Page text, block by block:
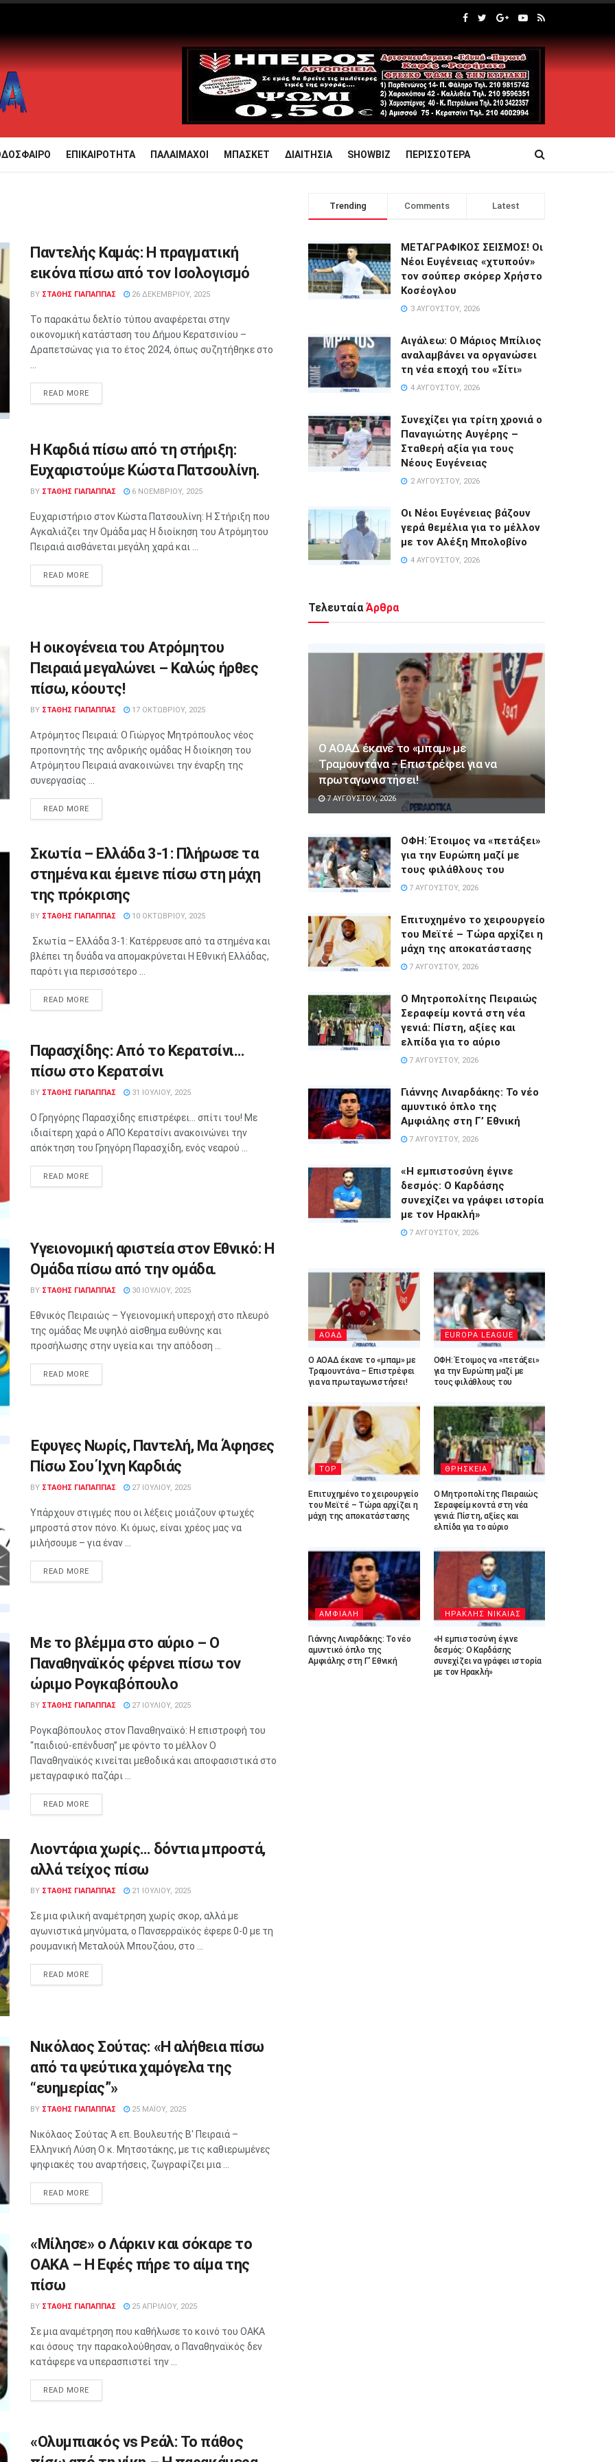
ΕΠΙΚΑΙΡΟΤΗΤΑ ΠΑΛΑΙΜΑΧΟΙ ΜΠΑΣΚΕΤ ΔΙΑΙΤΗΣΙΑ SHOWBIZ ΠΕΡΙΣΣΟΤΕΡΑ
Παντελής Καμάς: Η πραγματική
εικόνα πίσω από τον Ισολογισμό
BY ΣΤΑΘΗΣ ΓΊΑΠΑΠΠΑΣ 26 ΔΕΚΕΜΒΡΊΟΥ, 2025
Το παρακάτω δελτίο τύπου αναφέρεται στην
οικονομική κατάσταση του Δήμου Κερατσινίου –
Δραπετσώνας για το έτος 2024, όπως συζητήθηκε στο
READ MORE
Η Καρδιά πίσω από τη στήριξη:
Ευχαριστούμε Κώστα Πατσουλίνη.
BY ΣΤΑΘΗΣ ΓΊΑΠΑΠΠΑΣ 6 ΝΟΕΜΒΡΊΟΥ, 2025
Ευχαριστήριο στον Κώστα Πατσουλίνη: Η Στήριξη που
Αγκαλιάζει την Ομάδα μας Η διοίκηση του Ατρόμητου
Πειραιά αισθάνεται μεγάλη χαρά και ...
READ MORE
Η οικογένεια του Ατρόμητου
Πειραιά μεγαλώνει – Καλώς ήρθες
πίσω, κόουτς!
BY ΣΤΑΘΗΣ ΓΊΑΠΑΠΠΑΣ 17 ΟΚΤΩΒΡΊΟΥ, 2025
Ατρόμητος Πειραιά: Ο Γιώργος Μητρόπουλος νέος
προπονητής της ανδρικής ομάδας Η διοίκηση του
Ατρόμητου Πειραιά ανακοινώνει την έναρξη της
συνεργασίας ...
READ MORE
Σκωτία – Ελλάδα 3-1: Πλήρωσε τα
στημένα και έμεινε πίσω στη μάχη
της πρόκρισης
BY ΣΤΑΘΗΣ ΓΊΑΠΑΠΠΑΣ 10 ΟΚΤΩΒΡΊΟΥ, 2025
Σκωτία – Ελλάδα 3-1: Κατέρρευσε από τα στημένα και
βλέπει τη δυάδα να απομακρύνεται Η Εθνική Ελλάδας,
παρότι για περισσότερο ...
READ MORE
Παρασχίδης: Από το Κερατσίνι…
πίσω στο Κερατσίνι
BY ΣΤΑΘΗΣ ΓΊΑΠΑΠΠΑΣ 31 ΙΟΥΛΊΟΥ, 2025
Ο Γρηγόρης Παρασχίδης επιστρέφει… σπίτι του! Με
ιδιαίτερη χαρά ο ΑΠΟ Κερατσίνι ανακοινώνει την
απόκτηση του Γρηγόρη Παρασχίδη, ενός νεαρού ...
READ MORE
Υγειονομική αριστεία στον Εθνικό: Η
Ομάδα πίσω από την ομάδα.
BY ΣΤΑΘΗΣ ΓΊΑΠΑΠΠΑΣ 30 ΙΟΥΛΊΟΥ, 2025
Εθνικός Πειραιώς – Υγειονομική υπεροχή στο πλευρό
της ομάδας Με υψηλό αίσθημα ευθύνης και
προσήλωσης στην υγεία και την απόδοση ...
READ MORE
Έφυγες Νωρίς, Παντελή, Μα Άφησες
Πίσω Σου Ίχνη Καρδιάς
BY ΣΤΑΘΗΣ ΓΊΑΠΑΠΠΑΣ 27 ΙΟΥΛΊΟΥ, 2025
Υπάρχουν στιγμές που οι λέξεις μοιάζουν φτωχές
μπροστά στον πόνο. Κι όμως, είναι χρέος μας να
μιλήσουμε – για έναν ...
READ MORE
Με το βλέμμα στο αύριο – Ο
Παναθηναϊκός φέρνει πίσω τον
ώριμο Ρογκαβόπουλο
BY ΣΤΑΘΗΣ ΓΊΑΠΑΠΠΑΣ 27 ΙΟΥΛΊΟΥ, 2025
Ρογκαβόπουλος στον Παναθηναϊκό: Η επιστροφή του
“παιδιού-επένδυση” με φόντο το μέλλον Ο
Παναθηναϊκός κινείται μεθοδικά και αποφασιστικά στο
μεταγραφικό παζάρι ...
READ MORE
Λιοντάρια χωρίς… δόντια μπροστά,
αλλά τείχος πίσω
BY ΣΤΑΘΗΣ ΓΊΑΠΑΠΠΑΣ 21 ΙΟΥΛΊΟΥ, 2025
Σε μια φιλική αναμέτρηση χωρίς σκορ, αλλά με
αγωνιστικά μηνύματα, ο Πανσερραϊκός έφερε 0-0 με τη
ρουμανική Μεταλούλ Μπουζάου, στο ...
READ MORE
Νικόλαος Σούτας: «Η αλήθεια πίσω
από τα ψεύτικα χαμόγελα της
“ευημερίας”»
BY ΣΤΑΘΗΣ ΓΊΑΠΑΠΠΑΣ 25 ΜΑΪ́ΟΥ, 2025
Νικόλαος Σούτας Ά επ. Βουλευτής Β' Πειραιά –
Ελληνική Λύση Ο κ. Μητσοτάκης, με τις καθιερωμένες
ψηφιακές του αναρτήσεις, ζωγραφίζει μια ...
READ MORE
«Μίλησε» ο Λάρκιν και σόκαρε το
ΟΑΚΑ – Η Εφές πήρε το αίμα της
πίσω
BY ΣΤΑΘΗΣ ΓΊΑΠΑΠΠΑΣ 25 ΑΠΡΙΛΊΟΥ, 2025
Σε μια αναμέτρηση που καθήλωσε το κοινό του ΟΑΚΑ
και όσους την παρακολούθησαν, ο Παναθηναϊκός δεν
κατάφερε να υπερασπιστεί την ...
READ MORE
«Ολυμπιακός vs Ρεάλ: Το πάθος
Trending Comments Latest
ΜΕΤΑΓΡΑΦΙΚΟΣ ΣΕΙΣΜΟΣ! Οι
Νέοι Ευγένειας «χτυπούν»
τον σούπερ σκόρερ Χρήστο
Κοσέογλου
3 ΑΥΓΟΎΣΤΟΥ, 2026
Αιγάλεω: Ο Μάριος Μπίλιος
αναλαμβάνει να οργανώσει
τη νέα εποχή του «Σίτι»
4 ΑΥΓΟΎΣΤΟΥ, 2026
Συνεχίζει για τρίτη χρονιά ο
Παναγιώτης Αυγέρης –
Σταθερή αξία για τους
Νέους Ευγένειας
2 ΑΥΓΟΎΣΤΟΥ, 2026
Οι Νέοι Ευγένειας βάζουν
γερά θεμέλια για το μέλλον
με τον Αλέξη Μπολοβίνο
4 ΑΥΓΟΎΣΤΟΥ, 2026
Τελευταία Άρθρα
Ο ΑΟΑΔ έκανε το «μπαμ» με
Τραμουντάνα – Επιστρέφει για να
πρωταγωνιστήσει!
7 ΑΥΓΟΎΣΤΟΥ, 2026
ΟΦΗ: Έτοιμος να «πετάξει»
για την Ευρώπη μαζί με
τους φιλάθλους του
7 ΑΥΓΟΎΣΤΟΥ, 2026
Επιτυχημένο το χειρουργείο
του Μεϊτέ – Τώρα αρχίζει η
μάχη της αποκατάστασης
7 ΑΥΓΟΎΣΤΟΥ, 2026
Ο Μητροπολίτης Πειραιώς
Σεραφείμ κοντά στη νέα
γενιά: Πίστη, αξίες και
ελπίδα για το αύριο
7 ΑΥΓΟΎΣΤΟΥ, 2026
Γιάννης Λιναρδάκης: Το νέο
αμυντικό όπλο της
Αμφιάλης στη Γ’ Εθνική
7 ΑΥΓΟΎΣΤΟΥ, 2026
«Η εμπιστοσύνη έγινε
δεσμός: Ο Καρδάσης
συνεχίζει να γράφει ιστορία
με τον Ηρακλή»
7 ΑΥΓΟΎΣΤΟΥ, 2026
ΑΟΑΔ
Ο ΑΟΑΔ έκανε το «μπαμ» με
Τραμουντάνα – Επιστρέφει
για να πρωταγωνιστήσει!
EUROPA LEAGUE
ΟΦΗ: Έτοιμος να «πετάξει»
για την Ευρώπη μαζί με
τους φιλάθλους του
TOP
Επιτυχημένο το χειρουργείο
του Μεϊτέ – Τώρα αρχίζει η
μάχη της αποκατάστασης
ΘΡΗΣΚΕΙΑ
Ο Μητροπολίτης Πειραιώς
Σεραφείμ κοντά στη νέα
γενιά: Πίστη, αξίες και
ελπίδα για το αύριο
ΑΜΦΙΑΛΗ
Γιάννης Λιναρδάκης: Το νέο
αμυντικό όπλο της
Αμφιάλης στη Γ’ Εθνική
ΗΡΑΚΛΗΣ ΝΙΚΑΙΑΣ
«Η εμπιστοσύνη έγινε
δεσμός: Ο Καρδάσης
συνεχίζει να γράφει ιστορία
με τον Ηρακλή»